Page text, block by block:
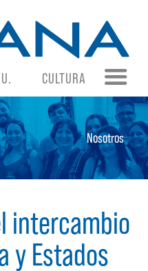
CULTURA
Nosotros
intercambio
y Estados